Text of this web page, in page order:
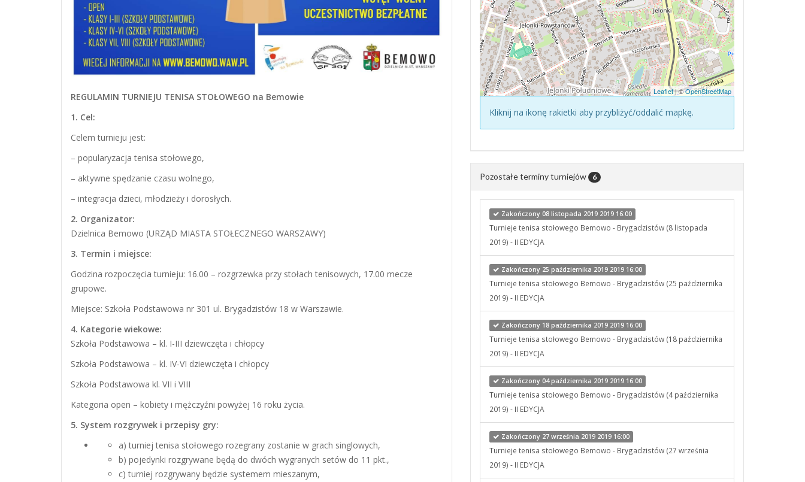
REGULAMIN TURNIEJU TENISA STOŁOWEGO na Bemowie
1. Cel:
Celem turnieju jest:
– popularyzacja tenisa stołowego,
– aktywne spędzanie czasu wolnego,
– integracja dzieci, młodzieży i dorosłych.
2. Organizator:
Dzielnica Bemowo (URZĄD MIASTA STOŁECZNEGO WARSZAWY)
3. Termin i miejsce:
Godzina rozpoczęcia turnieju: 16.00 – rozgrzewka przy stołach tenisowych, 17.00 mecze
grupowe.
Miejsce: Szkoła Podstawowa nr 301 ul. Brygadzistów 18 w Warszawie.
4. Kategorie wiekowe:
Szkoła Podstawowa – kl. I-III dziewczęta i chłopcy
Szkoła Podstawowa – kl. IV-VI dziewczęta i chłopcy
Szkoła Podstawowa kl. VII i VIII
Kategoria open – kobiety i mężczyźni powyżej 16 roku życia.
5. System rozgrywek i przepisy gry:
a) turniej tenisa stołowego rozegrany zostanie w grach singlowych,
b) pojedynki rozgrywane będą do dwóch wygranych setów do 11 pkt.,
c) turniej rozgrywany będzie systemem mieszanym,
Leaflet| ©OpenStreetMap
Kliknij na ikonę rakietki aby przybliżyć/oddalić mapkę.
Pozostałe terminy turniejów 6
Zakończony 08 listopada 2019 2019 16:00
Turnieje tenisa stołowego Bemowo - Brygadzistów (8 listopada
2019) - II EDYCJA
Zakończony 25 października 2019 2019 16:00
Turnieje tenisa stołowego Bemowo - Brygadzistów (25 października
2019) - II EDYCJA
Zakończony 18 października 2019 2019 16:00
Turnieje tenisa stołowego Bemowo - Brygadzistów (18 października
2019) - II EDYCJA
Zakończony 04 października 2019 2019 16:00
Turnieje tenisa stołowego Bemowo - Brygadzistów (4 października
2019) - II EDYCJA
Zakończony 27 września 2019 2019 16:00
Turnieje tenisa stołowego Bemowo - Brygadzistów (27 września
2019) - II EDYCJA